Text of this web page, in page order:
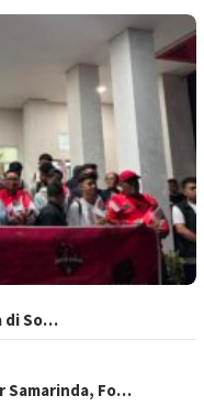
di So…
Samarinda, Fo…